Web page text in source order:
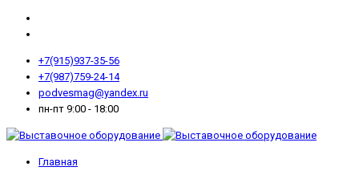
+7(915)937-35-56
+7(987)759-24-14
podvesmag@yandex.ru
пн-пт 9:00 - 18:00
Главная